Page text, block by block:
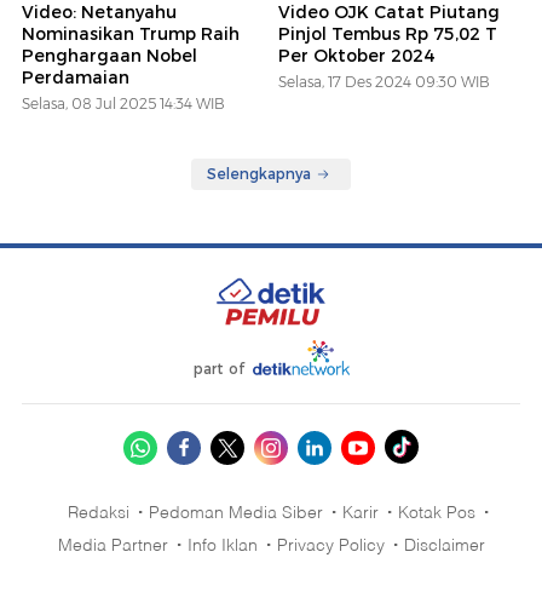
Video: Netanyahu
Nominasikan Trump Raih
Penghargaan Nobel
Perdamaian
Selasa, 08 Jul 2025 14:34 WIB
Video OJK Catat Piutang
Pinjol Tembus Rp 75,02 T
Per Oktober 2024
Selasa, 17 Des 2024 09:30 WIB
Selengkapnya
part of
Redaksi Pedoman Media Siber Karir
Kotak Pos
Media Partner
Info Iklan Privacy Policy Disclaimer